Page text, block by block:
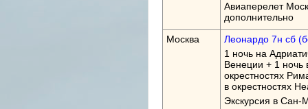
Авиаперелет
дополнительно
Москва
Леонардо 7н сб
1 ночь на
Венеции + 1 ночь
окрестностях
в окрестностях
Экскурсия в Сан-